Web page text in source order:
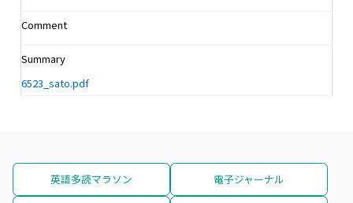
Comment
Summary
6523_sato.pdf
英語多読マラソン 電子ジャーナル